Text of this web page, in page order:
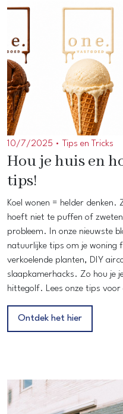
10/7/2025 • Tips en Tricks
Hou je huis en
tips!
Koel wonen = helder
hoeft niet te puffen of
probleem. In onze nieuwste
natuurlijke tips om je woning
verkoelende planten, DIY
slaapkamerhacks. Zo hou je
hittegolf. Lees onze tips voor
Ontdek het hier